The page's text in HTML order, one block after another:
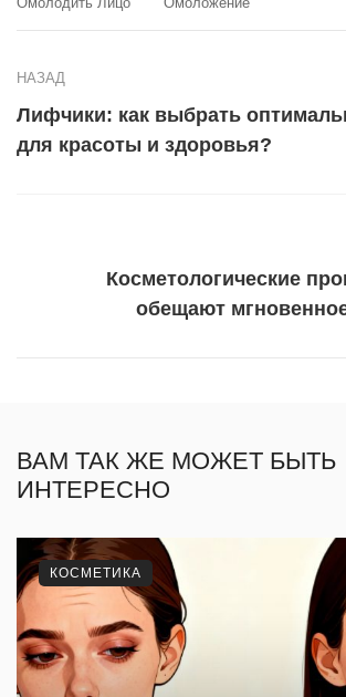
НАЗАД
Лифчики: как выбрать
для красоты и здоровья?
Косметологические
обещают
ВАМ ТАК ЖЕ МОЖЕТ БЫТЬ
ИНТЕРЕСНО
КОСМЕТИКА